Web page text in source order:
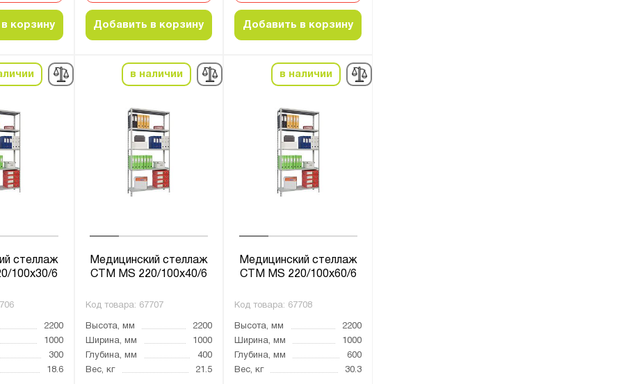
корзину Добавить в корзину Добавить в корзину
стеллаж
100х30/6
2200
1000
300
18.6
в наличии
Медицинский стеллаж
СТМ MS 220/100х40/6
Код товара: 67707
Высота, мм
2200
Ширина, мм
1000
Глубина, мм
400
Вес, кг
21.5
в наличии
Медицинский стеллаж
СТМ MS 220/100х60/6
Код товара: 67708
Высота, мм
2200
Ширина, мм
1000
Глубина, мм
600
Вес, кг
30.3